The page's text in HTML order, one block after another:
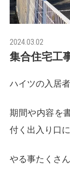
2024.03.02
集合住宅工
ハイツの入居
期間や内容を
付く出入り口
やる事たくさ